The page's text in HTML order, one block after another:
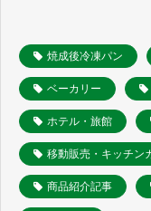
焼成後冷凍パン
ベーカリー
ホテル・旅館
移動販売・キッチン
商品紹介記事